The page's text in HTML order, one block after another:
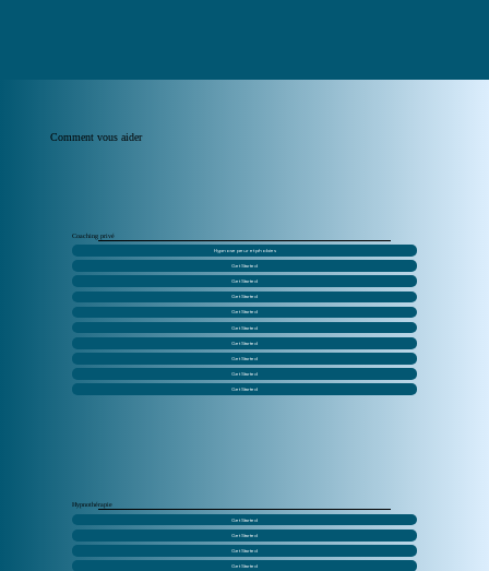
Comment vous aider
Coaching privé
Hypnose peur et phobies
Get Started
Get Started
Get Started
Get Started
Get Started
Get Started
Get Started
Get Started
Get Started
Hypnothérapie
Get Started
Get Started
Get Started
Get Started